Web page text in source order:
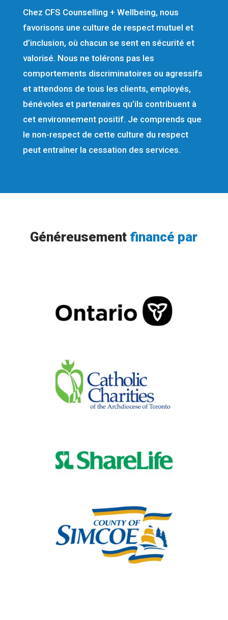
Chez CFS Counselling + Wellbeing, nous
favorisons une culture de respect mutuel et
d’inclusion, où chacun se sent en sécurité et
valorisé. Nous ne tolérons pas les
comportements discriminatoires ou agressifs
et attendons de tous les clients, employés,
bénévoles et partenaires qu’ils contribuent à
cet environnement positif. Je comprends que
le non-respect de cette culture du respect
peut entraîner la cessation des services.
Généreusement financé par